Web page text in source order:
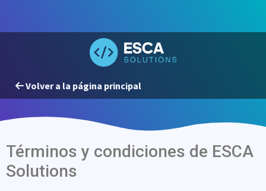
Volver a la página principal
Términos y condiciones de ESCA
Solutions